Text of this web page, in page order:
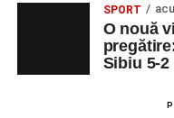
SPORT
O nouă
Sibiu 5-2